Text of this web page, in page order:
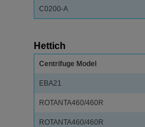
C0200-A
Hettich
Centrifuge Model
EBA21
ROTANTA460/460R
ROTANTA460/460R